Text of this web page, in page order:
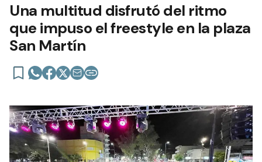
Una multitud disfrutó del ritmo
que impuso el freestyle en la plaza
San Martín